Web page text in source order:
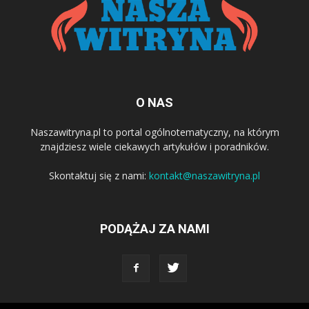
O NAS
Naszawitryna.pl to portal ogólnotematyczny, na którym
znajdziesz wiele ciekawych artykułów i poradników.
Skontaktuj się z nami: kontakt@naszawitryna.pl
PODĄŻAJ ZA NAMI